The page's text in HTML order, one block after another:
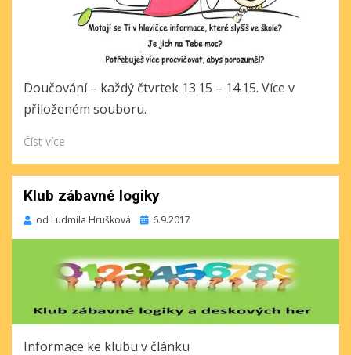
Doučování – každý čtvrtek 13.15 – 14.15. Více v
přiloženém souboru.
Číst více
Klub zábavné logiky
od Ludmila Hrušková Publikováno
6.9.2017
Informace ke klubu v článku